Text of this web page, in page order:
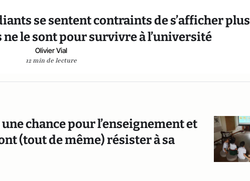
se sentent contraints de s’afficher plus
le sont pour survivre à l’université
Olivier Vial
12 min de lecture
chance pour l’enseignement et
(tout de même) résister à sa